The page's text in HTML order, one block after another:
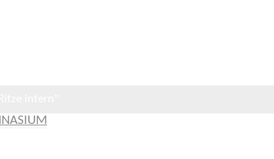
INTERN
intern"